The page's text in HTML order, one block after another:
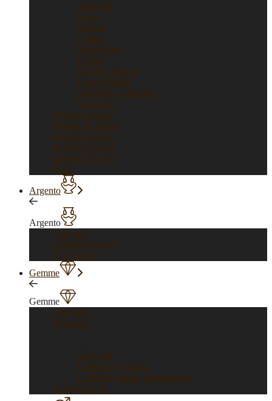
Vedi tutti
Rolex
Bulgari
Cartier
Mont Blanc
Corum
Officine Panerai
Franck Muller
Vacheron Constantin
Vedi tutti >
Orologi vintage
Orologi di Forma
Orologi gioiello
Orologi Classici
Orologi Sportivi
Sold
Argento
Argento
Vedi tutti
Gioielli Argento
Argenteria
Gemme
Gemme
Vedi tutti
Diamanti
Vedi tutti
Certificati Orofirst
Certificati istituti gemmologici
Pietre preziose